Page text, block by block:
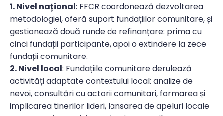
1. Nivel național: FFCR coordonează dezvoltarea
metodologiei, oferă suport fundațiilor comunitare, și
gestionează două runde de refinanțare: prima cu
cinci fundații participante, apoi o extindere la zece
fundații comunitare.
2. Nivel local: Fundațiile comunitare derulează
activități adaptate contextului local: analize de
nevoi, consultări cu actorii comunitari, formarea și
implicarea tinerilor lideri, lansarea de apeluri locale